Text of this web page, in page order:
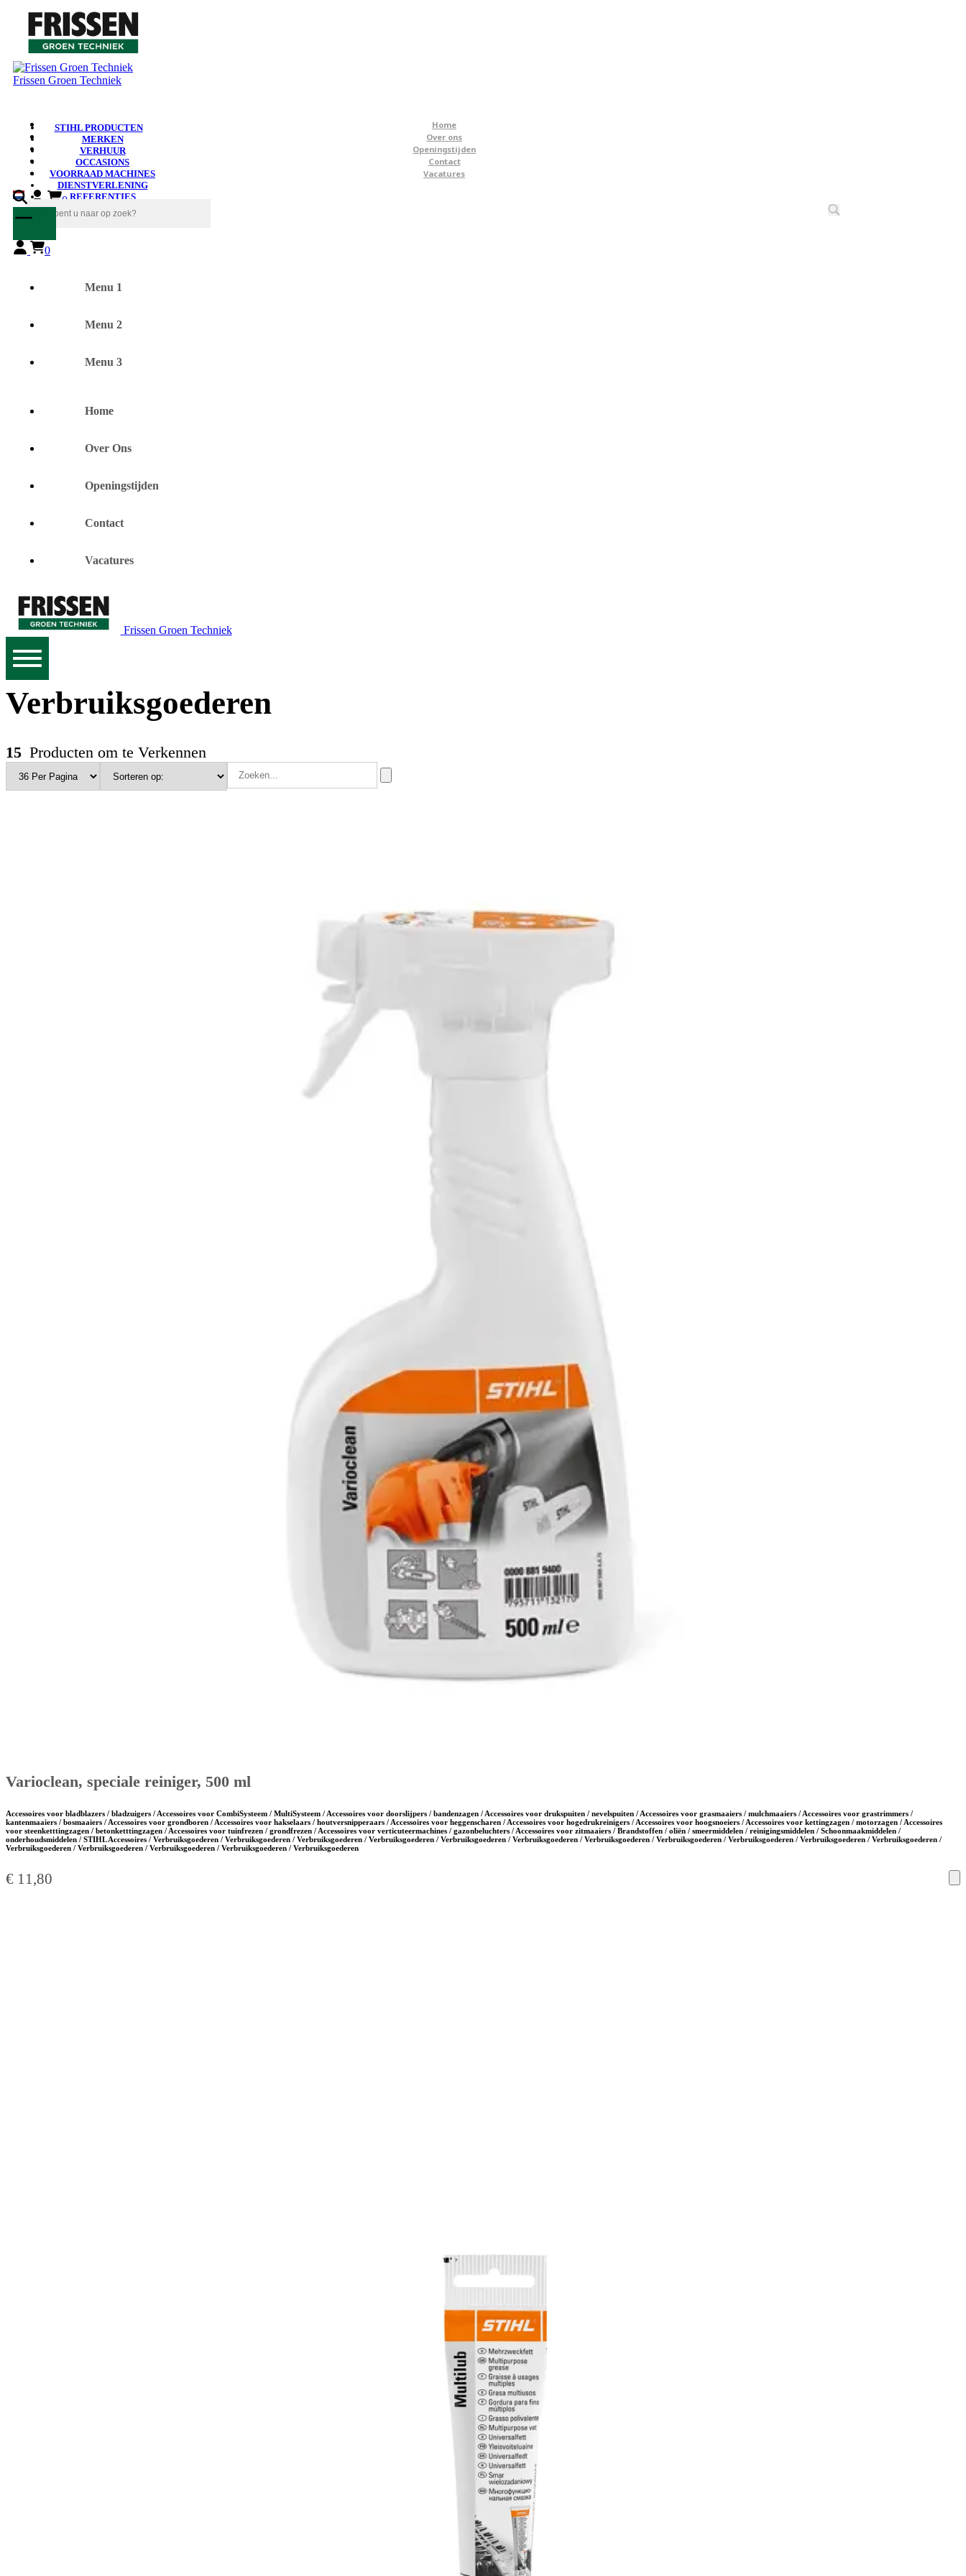
Frissen Groen Techniek
Home
Over ons
Openingstijden
Contact
Vacatures
STIHL PRODUCTEN
MERKEN
VERHUUR
OCCASIONS
VOORRAAD MACHINES
DIENSTVERLENING
REFERENTIES
0
0
Menu 1
Menu 2
Menu 3
Home
Over Ons
Openingstijden
Contact
Vacatures
Frissen Groen Techniek
Verbruiksgoederen
15 Producten om te Verkennen
Varioclean, speciale reiniger, 500 ml
Accessoires voor bladblazers / bladzuigers / Accessoires voor CombiSysteem / MultiSysteem / Accessoires voor doorslijpers / bandenzagen / Accessoires voor drukspuiten / nevelspuiten / Accessoires voor grasmaaiers / mulchmaaiers / Accessoires voor grastrimmers /
kantenmaaiers / bosmaaiers / Accessoires voor grondboren / Accessoires voor hakselaars / houtversnipperaars / Accessoires voor heggenscharen / Accessoires voor hogedrukreinigers / Accessoires voor hoogsnoeiers / Accessoires voor kettingzagen / motorzagen / Accessoires
voor steenketttingzagen / betonketttingzagen / Accessoires voor tuinfrezen / grondfrezen / Accessoires voor verticuteermachines / gazonbeluchters / Accessoires voor zitmaaiers / Brandstoffen / oliën / smeermiddelen / reinigingsmiddelen / Schoonmaakmiddelen /
onderhoudsmiddelen / STIHL Accessoires / Verbruiksgoederen / Verbruiksgoederen / Verbruiksgoederen / Verbruiksgoederen / Verbruiksgoederen / Verbruiksgoederen / Verbruiksgoederen / Verbruiksgoederen / Verbruiksgoederen / Verbruiksgoederen / Verbruiksgoederen /
Verbruiksgoederen / Verbruiksgoederen / Verbruiksgoederen / Verbruiksgoederen / Verbruiksgoederen
€ 11,80